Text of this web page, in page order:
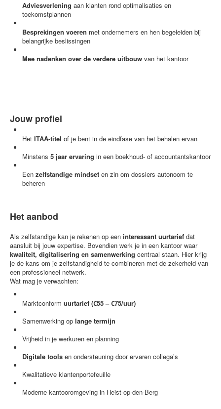
Adviesverlening aan klanten rond optimalisaties en
toekomstplannen
Besprekingen voeren met ondernemers en hen begeleiden bij
belangrijke beslissingen
Mee nadenken over de verdere uitbouw van het kantoor
Jouw profiel
Het ITAA-titel of je bent in de eindfase van het behalen ervan
Minstens 5 jaar ervaring in een boekhoud- of accountantskantoor
Een zelfstandige mindset en zin om dossiers autonoom te
beheren
Het aanbod
Als zelfstandige kan je rekenen op een interessant uurtarief dat
aansluit bij jouw expertise. Bovendien werk je in een kantoor waar
kwaliteit, digitalisering en samenwerking centraal staan. Hier krijg
je de kans om je zelfstandigheid te combineren met de zekerheid van
een professioneel netwerk.
Wat mag je verwachten:
Marktconform uurtarief (€55 – €75/uur)
Samenwerking op lange termijn
Vrijheid in je werkuren en planning
Digitale tools en ondersteuning door ervaren collega’s
Kwalitatieve klantenportefeuille
Moderne kantooromgeving in Heist-op-den-Berg